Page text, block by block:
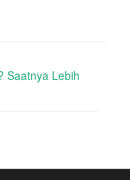
Saatnya Lebih